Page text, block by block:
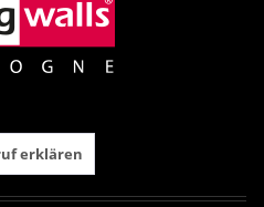
erklären